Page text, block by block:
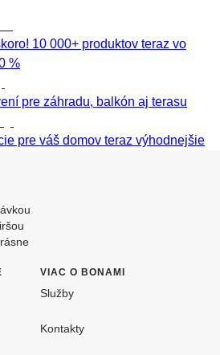
10 000+ produktov teraz vo
%
pre záhradu, balkón aj terasu
pre váš domov teraz výhodnejšie
VIAC O BONAMI
Služby
Kontakty